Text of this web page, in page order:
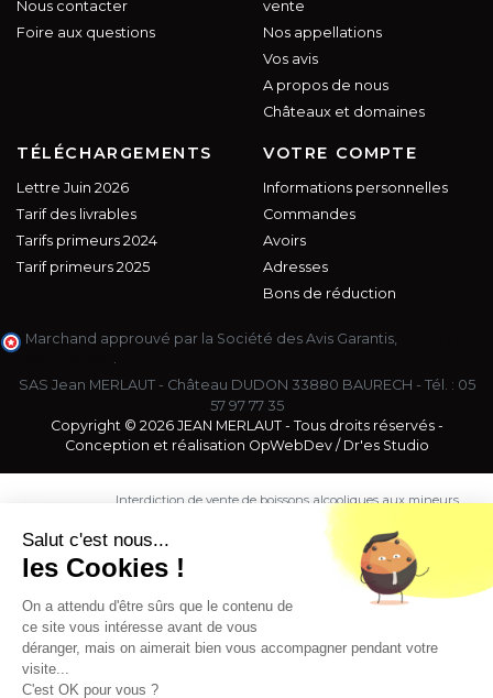
Nous contacter
Foire aux questions
vente
Nos appellations
Vos avis
A propos de nous
Châteaux et domaines
TÉLÉCHARGEMENTS
Lettre Juin 2026
Tarif des livrables
Tarifs primeurs 2024
Tarif primeurs 2025
VOTRE COMPTE
Informations personnelles
Commandes
Avoirs
Adresses
Bons de réduction
Marchand approuvé par la Société des Avis Garantis,
SAS Jean MERLAUT - Château DUDON 33880 BAURECH - Tél. : 05
57 97 77 35
Copyright © 2026 JEAN MERLAUT - Tous droits réservés -
Conception et réalisation OpWebDev/ Dr'es Studio
Interdiction de vente de boissons alcooliques aux mineurs
de moins de 18 ans. La preuve de majorité de l'acheteur
est exigée au moment de la vente en ligne.
CODE DE LA SANTE PUBLIQUE, ART. L. 3342-1 et L. 3353-3
L'abus d'alcool est dangereux pour la santé. Sachez
Salut c'est nous...
les Cookies !
On a attendu d'être sûrs que le contenu de
ce site vous intéresse avant de vous
déranger, mais on aimerait bien vous accompagner pendant votre
visite...
C'est OK pour vous ?